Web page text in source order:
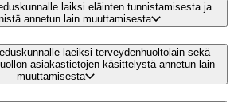
laiksi eläinten tunnistamisesta ja
annetun lain muuttamisesta
laeiksi terveydenhuoltolain sekä
asiakastietojen käsittelystä annetun lain
muuttamisesta